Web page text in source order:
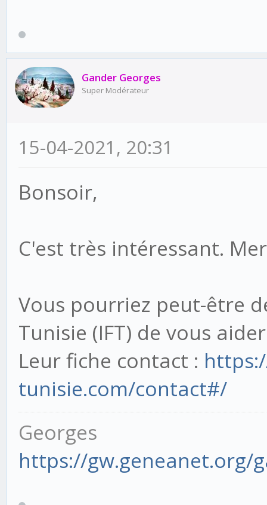
Gander Georges
Super Modérateur
15-04-2021, 20:31
Bonsoir,
C'est très intéressant.
Vous pourriez peut-être
Tunisie (IFT) de vous
Leur fiche contact :
tunisie.com/contact#/
Georges
https://gw.geneanet.org/